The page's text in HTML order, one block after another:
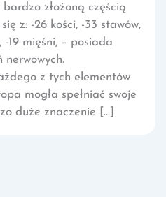
złożoną częścią
z: -26 kości, -33 stawów,
-19 mięśni, – posiada
nerwowych.
z tych elementów
mogła spełniać swoje
duże znaczenie […]